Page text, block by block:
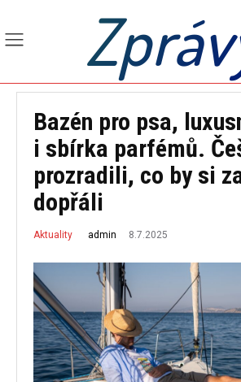
Bazén pro psa,
i sbírka parfémů.
prozradili, co by si
dopřáli
Aktuality admin 8.7.2025